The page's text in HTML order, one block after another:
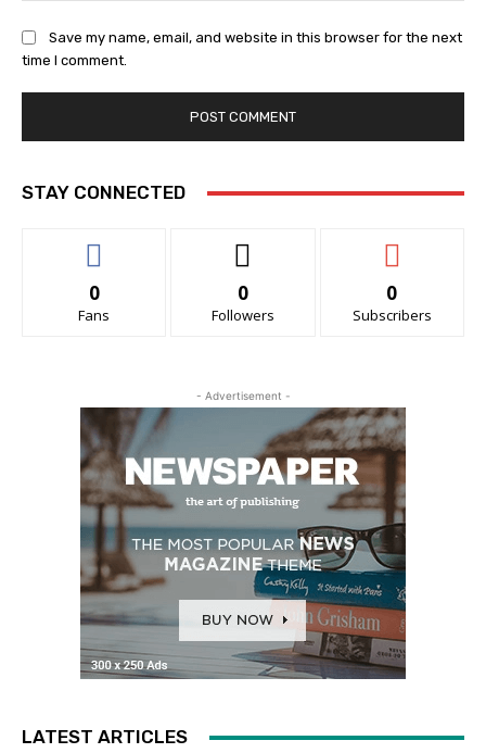
Save my name, email, and website in this browser for the next
time I comment.
STAY CONNECTED
0
Fans
0
Followers
0
Subscribers
- Advertisement -
LATEST ARTICLES